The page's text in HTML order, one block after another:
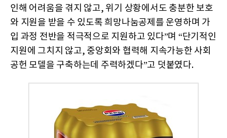
인해 어려움을 겪지 않고, 위기 상황에서도 충분한 보호
와 지원을 받을 수 있도록 희망나눔공제를 운영하며 가
입 과정 전반을 적극적으로 지원하고 있다”며 “단기적인
지원에 그치지 않고, 중앙회와 협력해 지속가능한 사회
공헌 모델을 구축하는데 주력하겠다”고 덧붙였다.